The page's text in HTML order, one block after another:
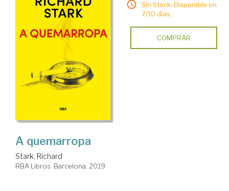
Sin Stock. Disponible en
7/10 días.
COMPRAR
A quemarropa
Stark, Richard
RBA Libros. Barcelona, 2019